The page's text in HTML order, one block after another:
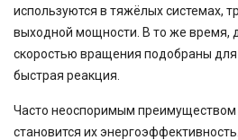
используются в тяжёлых системах,
выходной мощности. В то же время,
скоростью вращения подобраны для
быстрая реакция.
Часто неоспоримым преимуществом
становится их